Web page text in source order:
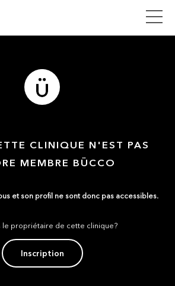
CLINIQUE N'EST PAS
MEMBRE BÜCCO
et son profil ne sont donc pas accessibles.
le propriétaire de cette clinique?
Inscription